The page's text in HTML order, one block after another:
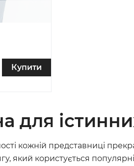
Купити
для
кожній представниці
який користується